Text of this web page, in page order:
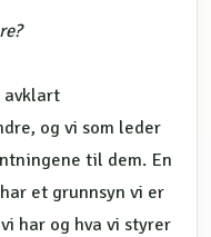
avklart
og vi som leder
til dem. En
et grunnsyn vi er
har og hva vi styrer